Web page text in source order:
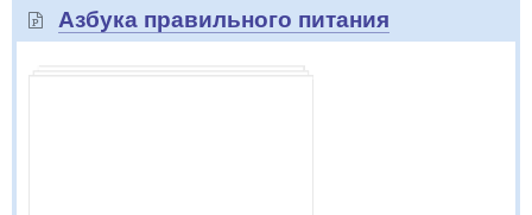
Азбука правильного питания